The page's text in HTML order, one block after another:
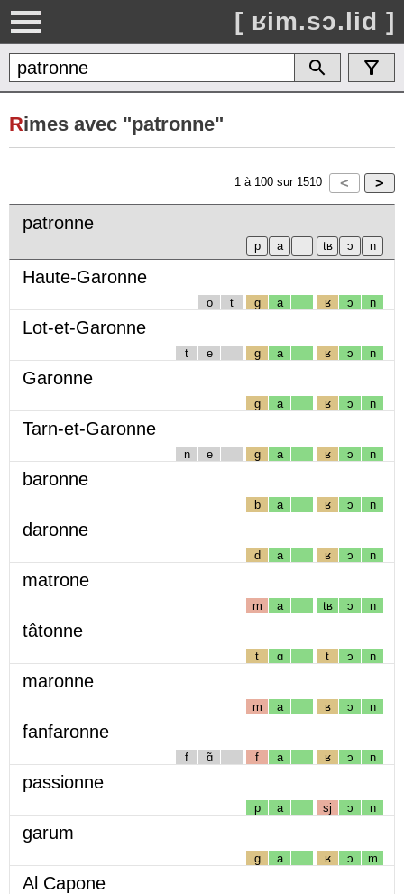
[ ʁim.sɔ.lid ]
Rimes avec "patronne"
1 à 100 sur 1510
patronne
Haute-Garonne
o t g a ʁ ɔ n
Lot-et-Garonne
t e g a ʁ ɔ n
Garonne
g a ʁ ɔ n
Tarn-et-Garonne
n e g a ʁ ɔ n
baronne
b a ʁ ɔ n
daronne
d a ʁ ɔ n
matrone
m a tʁ ɔ n
tâtonne
t ɑ t ɔ n
maronne
m a ʁ ɔ n
fanfaronne
f ɑ̃ f a ʁ ɔ n
passionne
p a sj ɔ n
garum
g a ʁ ɔ m
Al Capone